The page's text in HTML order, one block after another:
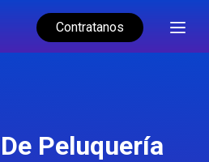
Contratanos
Peluquería